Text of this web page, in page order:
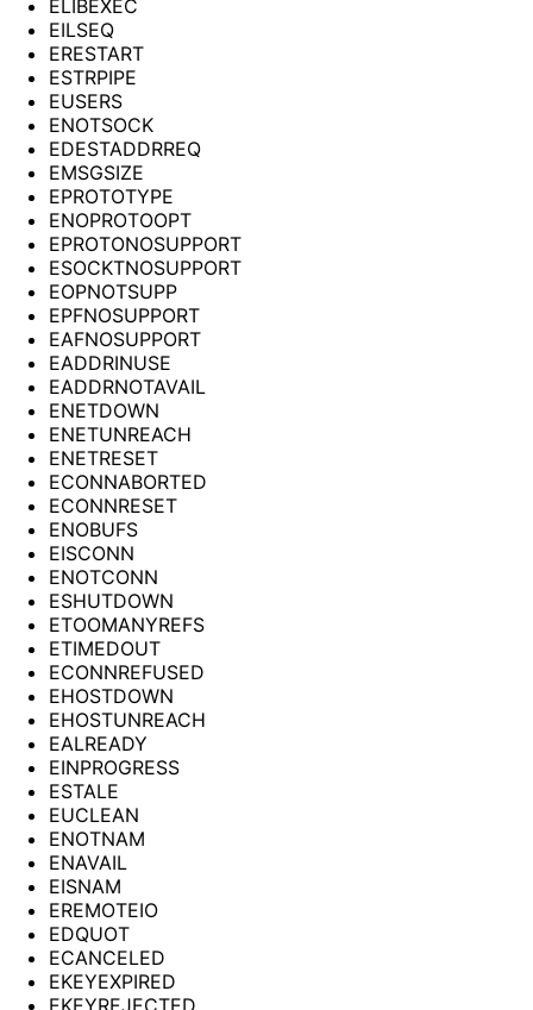
ELIBEXEC
EILSEQ
ERESTART
ESTRPIPE
EUSERS
ENOTSOCK
EDESTADDRREQ
EMSGSIZE
EPROTOTYPE
ENOPROTOOPT
EPROTONOSUPPORT
ESOCKTNOSUPPORT
EOPNOTSUPP
EPFNOSUPPORT
EAFNOSUPPORT
EADDRINUSE
EADDRNOTAVAIL
ENETDOWN
ENETUNREACH
ENETRESET
ECONNABORTED
ECONNRESET
ENOBUFS
EISCONN
ENOTCONN
ESHUTDOWN
ETOOMANYREFS
ETIMEDOUT
ECONNREFUSED
EHOSTDOWN
EHOSTUNREACH
EALREADY
EINPROGRESS
ESTALE
EUCLEAN
ENOTNAM
ENAVAIL
EISNAM
EREMOTEIO
EDQUOT
ECANCELED
EKEYEXPIRED
EKEYREJECTED